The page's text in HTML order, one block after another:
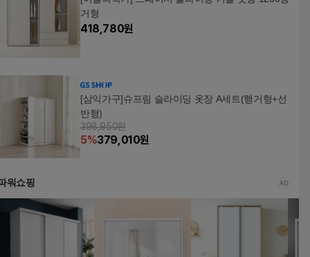
거형
418,780원
[삼익가구]슈프림 슬라이딩 옷장 A세트(행거형+선
반형)
398,950원
5%379,010원
워쇼핑